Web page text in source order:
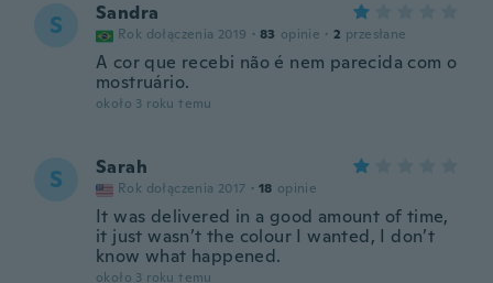
S Sandra
Rok dołączenia 2019 · 83 opinie · 2 przesłane
A cor que recebi não é nem parecida com o
mostruário.
około 3 roku temu
S Sarah
Rok dołączenia 2017 · 18 opinie
It was delivered in a good amount of time,
it just wasn’t the colour I wanted, I don’t
know what happened.
około 3 roku temu